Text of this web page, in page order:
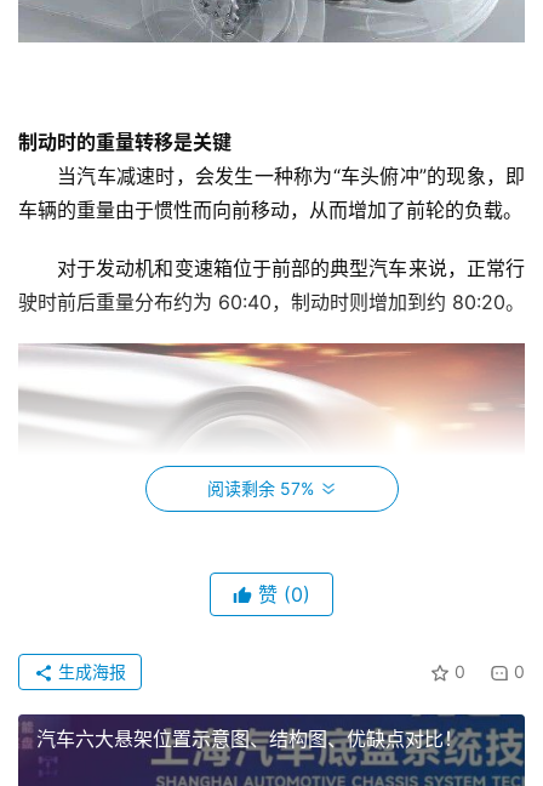
制动时的重量转移是关键
当汽车减速时，会发生一种称为“车头俯冲”的现象，即
车辆的重量由于惯性而向前移动，从而增加了前轮的负载。
对于发动机和变速箱位于前部的典型汽车来说，正常行
驶时前后重量分布约为 60:40，制动时则增加到约 80:20。
这种重量转移要求前轮具有比后轮多几倍的制动力。因
此，需要在前轮上安装大直径制动盘和大卡钳，以保证更大
的制动力。
阅读剩余 57%
赞 (0)
0 0
生成海报
汽车六大悬架位置示意图、结构图、优缺点对比！